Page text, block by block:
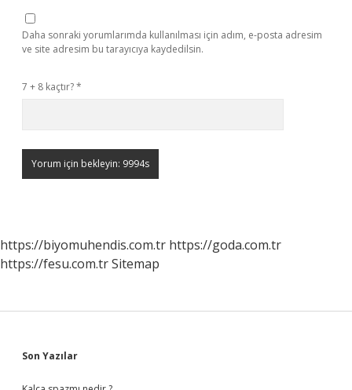
Daha sonraki yorumlarımda kullanılması için adım, e-posta adresim
ve site adresim bu tarayıcıya kaydedilsin.
7 + 8 kaçtır?*
https://biyomuhendis.com.tr https://goda.com.tr
https://fesu.com.trSitemap
Sidebar
Son Yazılar